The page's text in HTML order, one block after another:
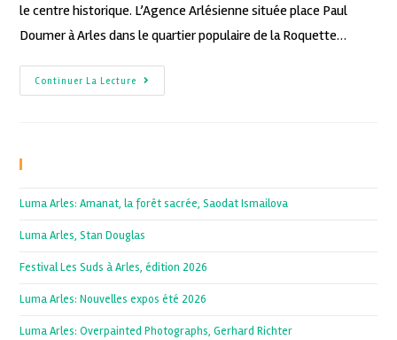
le centre historique. L’Agence Arlésienne située place Paul
Doumer à Arles dans le quartier populaire de la Roquette…
Continuer La Lecture
Luma Arles: Amanat, la forêt sacrée, Saodat Ismailova
Luma Arles, Stan Douglas
Festival Les Suds à Arles, édition 2026
Luma Arles: Nouvelles expos été 2026
Luma Arles: Overpainted Photographs, Gerhard Richter